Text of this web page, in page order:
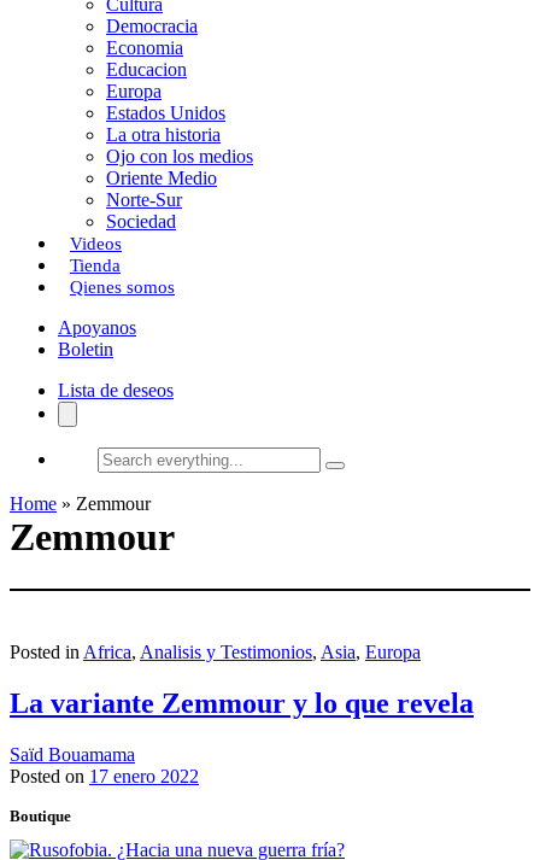
Cultura
Democracia
Economia
Educacion
Europa
Estados Unidos
La otra historia
Ojo con los medios
Oriente Medio
Norte-Sur
Sociedad
Videos
Tienda
Qienes somos
Apoyanos
Boletin
Lista de deseos
Search
everything...
Home » Zemmour
Zemmour
Posted in Africa, Analisis y Testimonios, Asia, Europa
La variante Zemmour y lo que revela
Saïd Bouamama
Posted on 17 enero 2022
Boutique